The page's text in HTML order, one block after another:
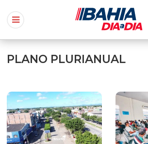
PLANO PLURIANUAL